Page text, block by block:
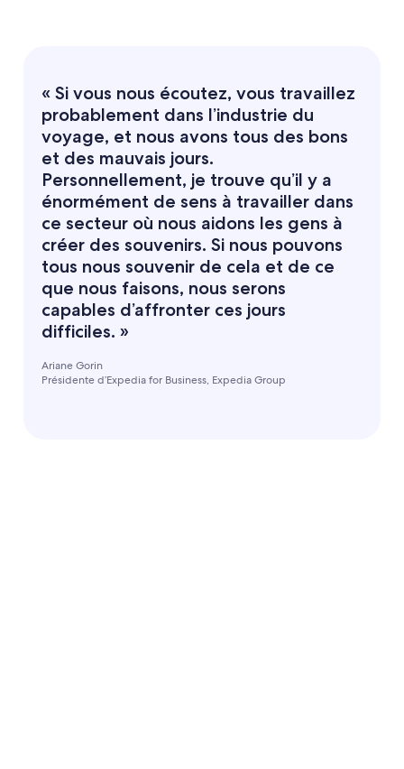
« Si vous nous écoutez, vous travaillez
probablement dans l’industrie du
voyage, et nous avons tous des bons
et des mauvais jours.
Personnellement, je trouve qu’il y a
énormément de sens à travailler dans
ce secteur où nous aidons les gens à
créer des souvenirs. Si nous pouvons
tous nous souvenir de cela et de ce
que nous faisons, nous serons
capables d’affronter ces jours
difficiles. »
Ariane Gorin
Présidente d’Expedia for Business, Expedia Group